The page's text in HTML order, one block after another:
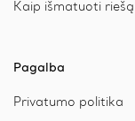
Kaip išmatuoti riešą
Pagalba
Privatumo politika